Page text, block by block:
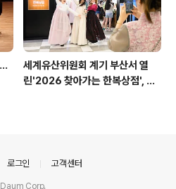
…
세계유산위원회 계기 부산서 열
린'2026 찾아가는 한복상점', 역
로그인 고객센터
Corp.